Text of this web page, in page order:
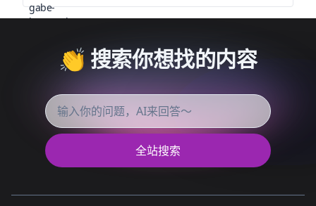
👏 搜索你想找的内容
全站搜索